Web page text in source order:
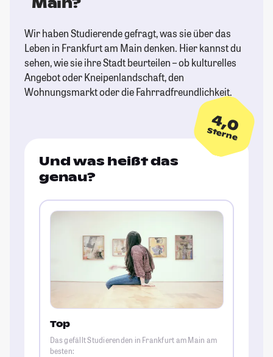
Wir haben Studierende gefragt, was sie über das
Leben in Frankfurt am Main denken. Hier kannst du
sehen, wie sie ihre Stadt beurteilen – ob kulturelles
Angebot oder Kneipenlandschaft, den
Wohnungsmarkt oder die Fahrradfreundlichkeit.
4,0
Sterne
Und was heißt das
genau?
Top
Das gefällt Studierenden in Frankfurt am Main am
besten: